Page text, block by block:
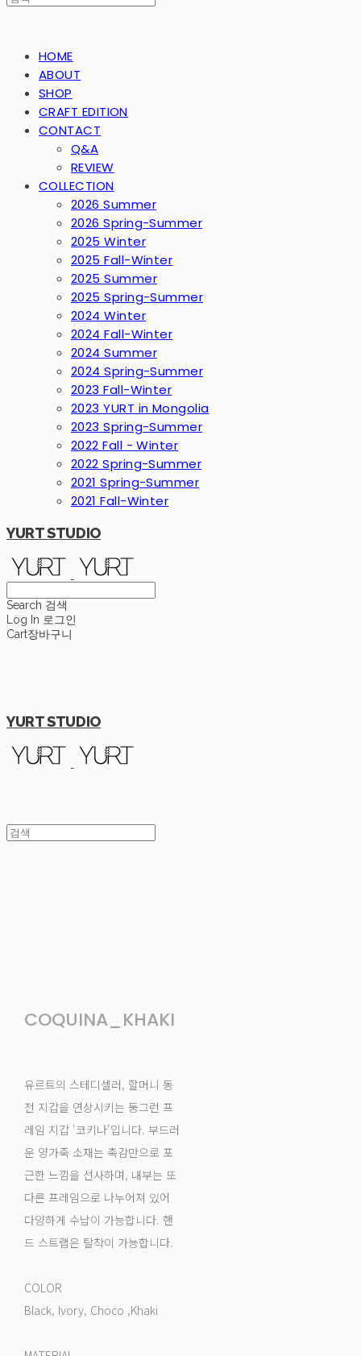
HOME
ABOUT
SHOP
CRAFT EDITION
CONTACT
Q&A
REVIEW
COLLECTION
2026 Summer
2026 Spring-Summer
2025 Winter
2025 Fall-Winter
2025 Summer
2025 Spring-Summer
2024 Winter
2024 Fall-Winter
2024 Summer
2024 Spring-Summer
2023 Fall-Winter
2023 YURT in Mongolia
2023 Spring-Summer
2022 Fall - Winter
2022 Spring-Summer
2021 Spring-Summer
2021 Fall-Winter
YURT STUDIO
Search 검색
Log In 로그인
Cart장바구니
YURT STUDIO
COQUINA_KHAKI
유르트의 스테디셀러, 할머니 동
전 지갑을 연상시키는 둥그런 프
레임 지갑 '코키나'입니다. 부드러
운 양가죽 소재는 촉감만으로 포
근한 느낌을 선사하며, 내부는 또
다른 프레임으로 나누어져 있어
다양하게 수납이 가능합니다. 핸
드 스트랩은 탈착이 가능합니다.
COLOR
Black, Ivory, Choco ,Khaki